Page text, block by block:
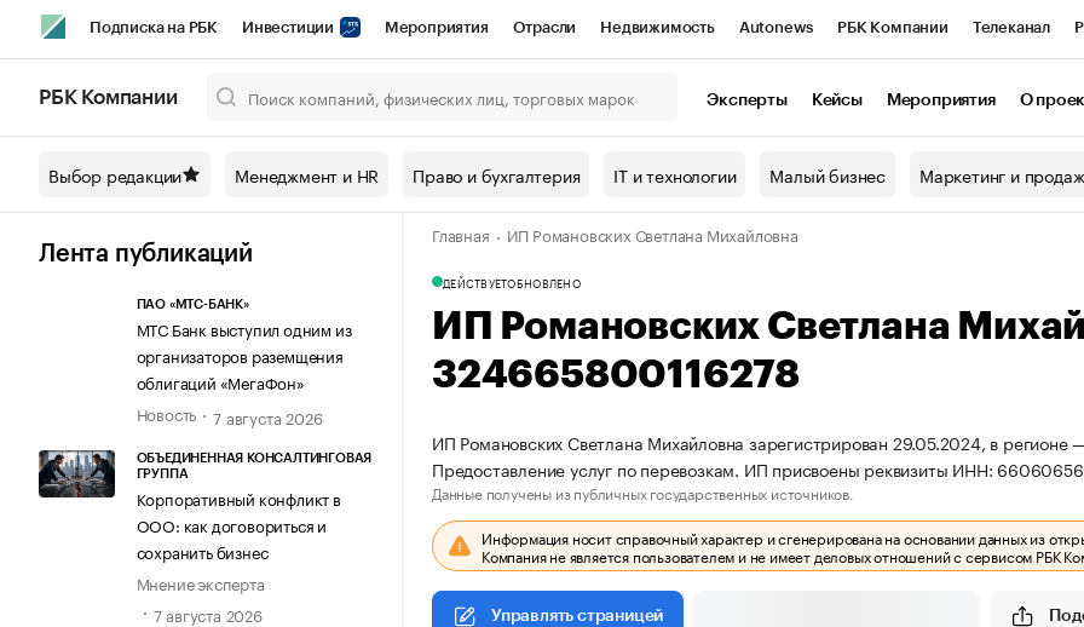
Подписка на РБК Инвестиции Мероприятия Отрасли Недвижимость Autonews РБК Компании Телеканал
Спецпроекты СПб Конференции СПб Спецпроекты Проверка контрагентов
Технологии и медиа Рынок наличной валюты
РБК Компании Эксперты Кейсы Мероприятия О
Выбор редакции Менеджмент и HR Право и бухгалтерия IT и технологии Малый бизнес Маркетинг и
Лента публикаций
ПАО «МТС-БАНК»
МТС Банк выступил одним из
организаторов раземщения
облигаций «МегаФон»
Новость
7 августа 2026
ОБЪЕДИНЕННАЯ КОНСАЛТИНГОВАЯ
ГРУППА
Корпоративный конфликт в
ООО: как договориться и
сохранить бизнес
Мнение эксперта
7 августа 2026
Главная ИП Романовских Светлана Михайловна
ДЕЙСТВУЕТОБНОВЛЕНО
ИП Романовских Светлана
324665800116278
ИП Романовских Светлана Михайловна зарегистрирован 29.05.2024, в регионе
Предоставление услуг по перевозкам. ИП присвоены реквизиты ИНН:
Данные получены из публичных государственных источников.
Информация носит справочный характер и сгенерирована на основании данных из
Компания не является пользователем и не имеет деловых отношений с сервисом РБК
Управлять страницей